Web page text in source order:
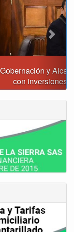
120 proyectos
millones